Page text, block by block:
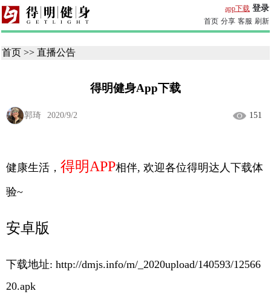
app下载 登录
首页 分享 客服 刷新
首页 >> 直播公告
得明健身App下载
郭琦 2020/9/2 151
健康生活， 得明APP相伴, 欢迎各位得明达人下载体
验~
安卓版
下载地址: http://dmjs.info/m/_2020upload/140593/12566
20.apk